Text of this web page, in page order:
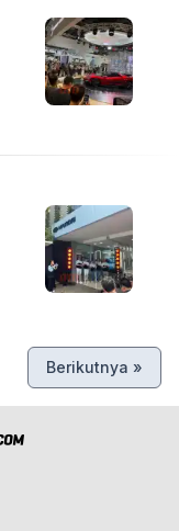
Berikutnya »